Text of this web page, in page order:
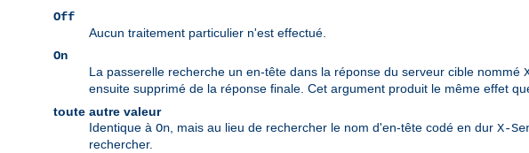
Off
Aucun traitement particulier n'est effectué.
On
La passerelle recherche un en-tête dans la réponse du serveur cible nommé
ensuite supprimé de la réponse finale. Cet argument produit le même effet
toute autre valeur
Identique à On , mais au lieu de rechercher le nom d'en-tête codé en dur X-
rechercher.